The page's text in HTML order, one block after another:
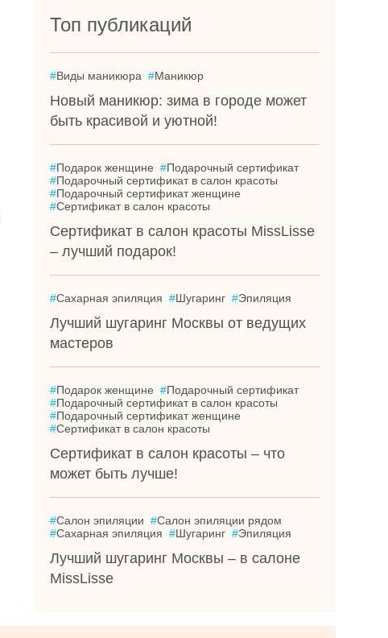
Топ публикаций
#Виды маникюра #Маникюр
Новый маникюр: зима в городе может
быть красивой и уютной!
#Подарок женщине #Подарочный сертификат
#Подарочный сертификат в салон красоты
#Подарочный сертификат женщине
#Сертификат в салон красоты
Сертификат в салон красоты MissLisse
– лучший подарок!
#Сахарная эпиляция #Шугаринг #Эпиляция
Лучший шугаринг Москвы от ведущих
мастеров
#Подарок женщине #Подарочный сертификат
#Подарочный сертификат в салон красоты
#Подарочный сертификат женщине
#Сертификат в салон красоты
Сертификат в салон красоты – что
может быть лучше!
#Салон эпиляции #Салон эпиляции рядом
#Сахарная эпиляция #Шугаринг #Эпиляция
Лучший шугаринг Москвы – в салоне
MissLisse